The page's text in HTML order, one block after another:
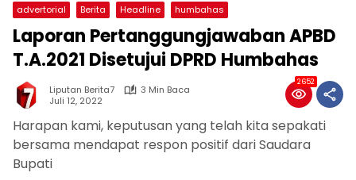
advertorial Berita Headline humbahas
Laporan Pertanggungjawaban APBD
T.A.2021 Disetujui DPRD Humbahas
Liputan Berita7
3 Min Baca
Juli 12, 2022
2652
Harapan kami, keputusan yang telah kita sepakati
bersama mendapat respon positif dari Saudara
Bupati